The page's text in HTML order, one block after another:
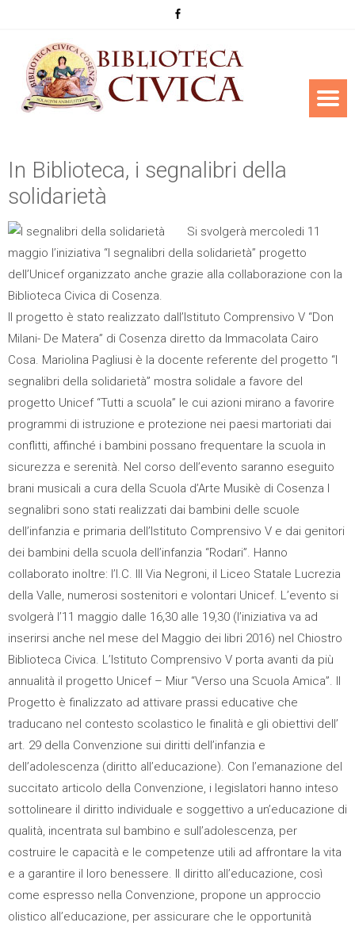
In Biblioteca, i segnalibri della
solidarietà
Si svolgerà mercoledi 11
maggio l’iniziativa “I segnalibri della solidarietà” progetto
dell’Unicef organizzato anche grazie alla collaborazione con la
Biblioteca Civica di Cosenza.
Il progetto è stato realizzato dall’Istituto Comprensivo V “Don
Milani- De Matera” di Cosenza diretto da Immacolata Cairo
Cosa. Mariolina Pagliusi è la docente referente del progetto “I
segnalibri della solidarietà” mostra solidale a favore del
progetto Unicef “Tutti a scuola” le cui azioni mirano a favorire
programmi di istruzione e protezione nei paesi martoriati dai
conflitti, affinché i bambini possano frequentare la scuola in
sicurezza e serenità. Nel corso dell’evento saranno eseguito
brani musicali a cura della Scuola d’Arte Musikè di Cosenza I
segnalibri sono stati realizzati dai bambini delle scuole
dell’infanzia e primaria dell’Istituto Comprensivo V e dai genitori
dei bambini della scuola dell’infanzia “Rodari”. Hanno
collaborato inoltre: l’I.C. III Via Negroni, il Liceo Statale Lucrezia
della Valle, numerosi sostenitori e volontari Unicef. L’evento si
svolgerà l’11 maggio dalle 16,30 alle 19,30 (l’iniziativa va ad
inserirsi anche nel mese del Maggio dei libri 2016) nel Chiostro
Biblioteca Civica. L’Istituto Comprensivo V porta avanti da più
annualità il progetto Unicef – Miur “Verso una Scuola Amica”. Il
Progetto è finalizzato ad attivare prassi educative che
traducano nel contesto scolastico le finalità e gli obiettivi dell’
art. 29 della Convenzione sui diritti dell’infanzia e
dell’adolescenza (diritto all’educazione). Con l’emanazione del
succitato articolo della Convenzione, i legislatori hanno inteso
sottolineare il diritto individuale e soggettivo a un’educazione di
qualità, incentrata sul bambino e sull’adolescenza, per
costruire le capacità e le competenze utili ad affrontare la vita
e a garantire il loro benessere. Il diritto all’educazione, così
come espresso nella Convenzione, propone un approccio
olistico all’educazione, per assicurare che le opportunità